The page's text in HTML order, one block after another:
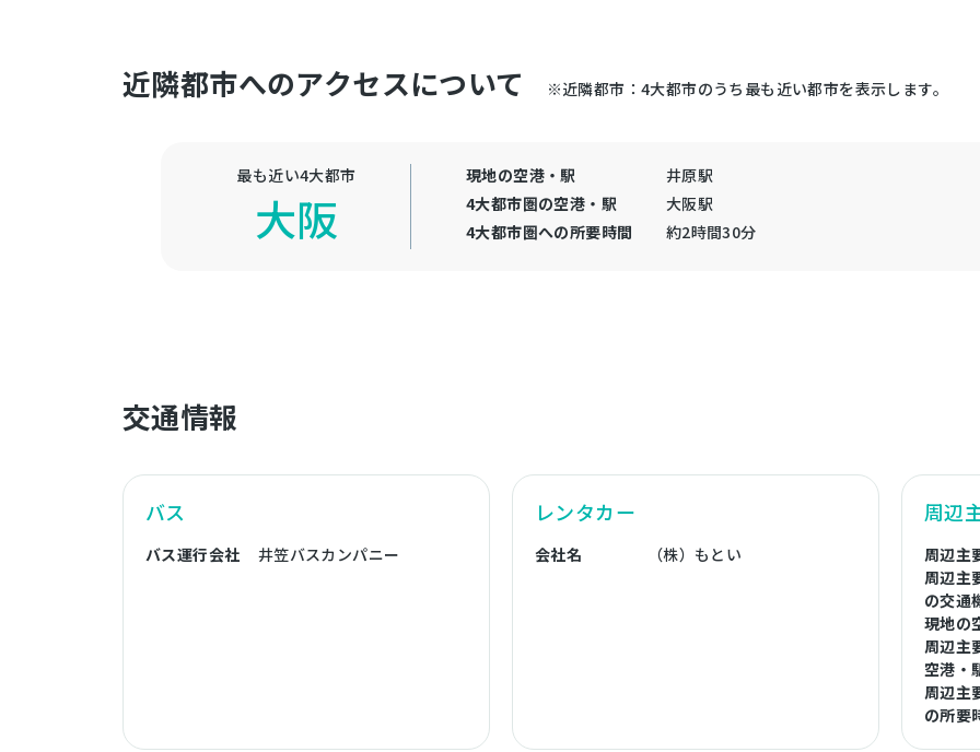
近隣都市へのアクセスについて ※近隣都市：4大都市のうち最も近い都市を表示します。
最も近い4大都市
大阪
現地の空港・駅
井原駅
4大都市圏の空港・駅
大阪駅
4大都市圏への所要時間
約2時間30分
交通情報
バス
バス運行会社 井笠バスカンパニー
レンタカー
会社名 （株）もとい
周辺
周辺主
周辺主
の交通
現地の
周辺主
空港・
周辺主
の所要